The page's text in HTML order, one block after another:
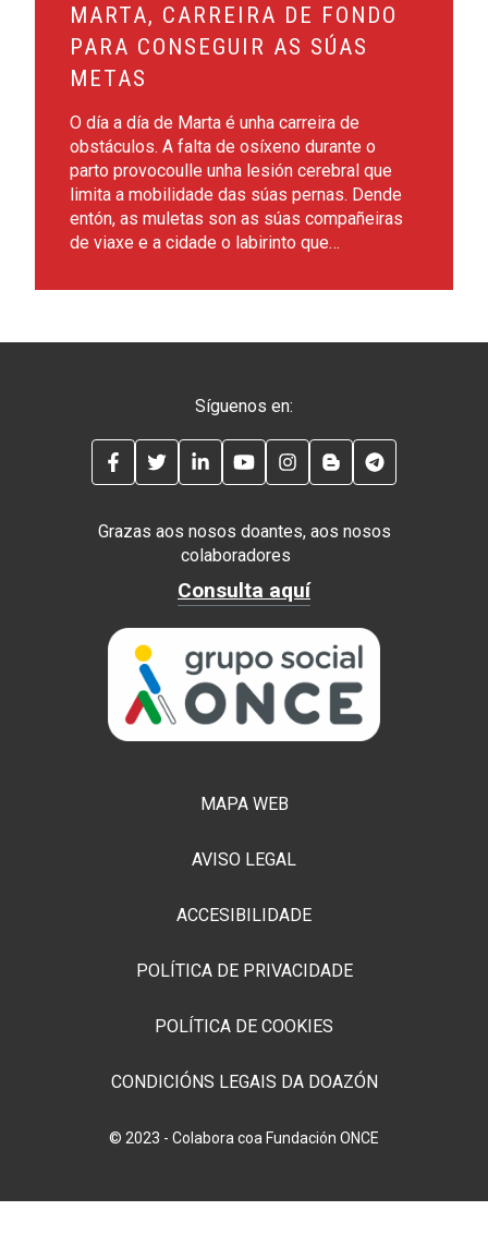
MARTA, CARREIRA DE FONDO
PARA CONSEGUIR AS SÚAS
METAS
O día a día de Marta é unha carreira de
obstáculos. A falta de osíxeno durante o
parto provocoulle unha lesión cerebral que
limita a mobilidade das súas pernas. Dende
entón, as muletas son as súas compañeiras
de viaxe e a cidade o labirinto que…
Síguenos en:
FACEBOOKTWITTERLINKEDINYOUTUBEINSTAGRAM
BLOG
Grazas aos nosos doantes, aos nosos
colaboradores
Consulta aquí
MAPA WEB
AVISO LEGAL
ACCESIBILIDADE
POLÍTICA DE PRIVACIDADE
POLÍTICA DE COOKIES
CONDICIÓNS LEGAIS DA DOAZÓN
© 2023 - Colabora coa Fundación ONCE